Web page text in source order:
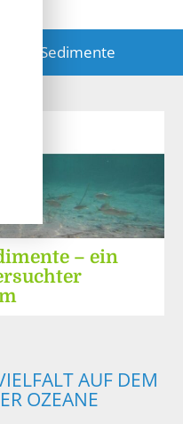
Sedimente
– ein
AUF DEM
OZEANE